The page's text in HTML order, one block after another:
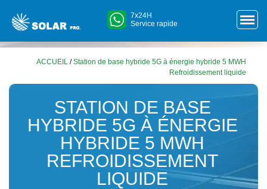
7x24H
Service rapide
ACCUEIL /Station de base hybride 5G à énergie hybride 5 MWH
Refroidissement liquide
STATION DE BASE
HYBRIDE 5G À ÉNERGIE
HYBRIDE 5 MWH
REFROIDISSEMENT
LIQUIDE